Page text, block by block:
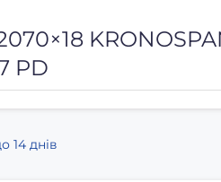
PD
14 днів